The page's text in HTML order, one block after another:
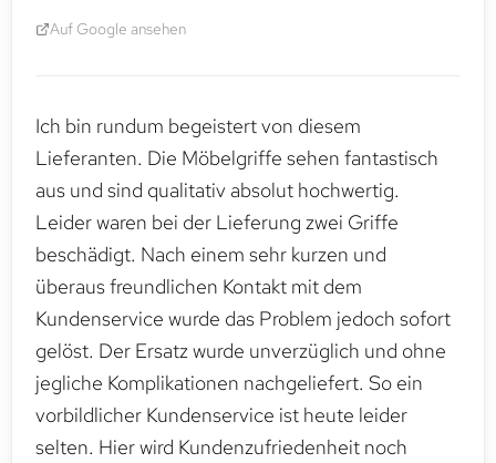
Auf Google ansehen
Ich bin rundum begeistert von diesem
Lieferanten. Die Möbelgriffe sehen fantastisch
aus und sind qualitativ absolut hochwertig.
Leider waren bei der Lieferung zwei Griffe
beschädigt. Nach einem sehr kurzen und
überaus freundlichen Kontakt mit dem
Kundenservice wurde das Problem jedoch sofort
gelöst. Der Ersatz wurde unverzüglich und ohne
jegliche Komplikationen nachgeliefert. So ein
vorbildlicher Kundenservice ist heute leider
selten. Hier wird Kundenzufriedenheit noch